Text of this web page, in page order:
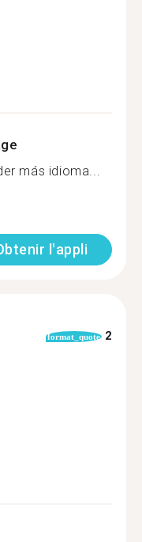
más idioma...
l'appli
format_quote 2